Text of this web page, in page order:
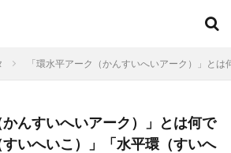
「環水平アーク（かんすいへいアーク）」と
かんすいへいアーク）」とは何で
いへいこ）」「水平環（すいへ